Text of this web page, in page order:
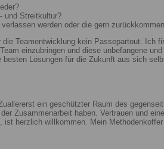
und Streitkultur?
werden oder die gern
Teamentwicklung kein Passepartout.
einzubringen und diese unbefangene
Lösungen für die Zukunft aus sich
ein geschützter Raum des
Zusammenarbeit haben. Vertrauen und
herzlich willkommen. Mein